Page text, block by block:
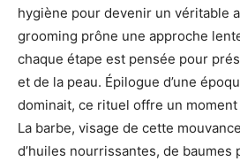
hygiène pour devenir un véritable
grooming prône une approche
chaque étape est pensée pour
et de la peau. Épilogue d’une
dominait, ce rituel offre un
La barbe, visage de cette
d’huiles nourrissantes, de baumes